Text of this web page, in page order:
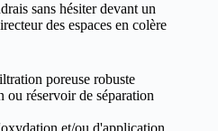
sans hésiter devant un
des espaces en colère
poreuse robuste
ou réservoir de séparation
et/ou d'application